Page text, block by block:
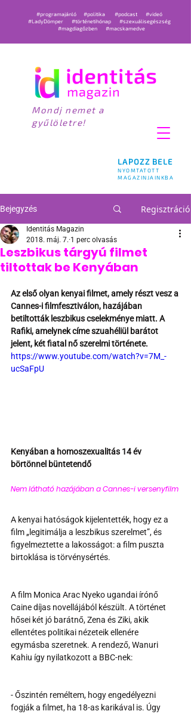
LAPOZZ BELE
NYOMTATOTT
MAGAZINJAINKBA
#programajánló #politika #podcast
#videó
#LadyDömper
#történetihónap
#szexuálisegészség
#magdiagőzben
#macskamedve
Mondj nemet a
gyűlöletre!
Bejegyzés Regisztráció
Leszbikus tárgyú filmet
tiltottak be Kenyában
Identitás Magazin
2018. máj. 7. 1 perc olvasás
Az első olyan kenyai filmet, amely részt vesz a
Cannes-i filmfesztiválon, hazájában
betiltották leszbikus cselekménye miatt. A
Rafiki, amelynek címe szuahéliül barátot
jelent, két fiatal nő szerelmi története.
https://www.youtube.com/watch?v=7M_-
ucSaFpU
Kenyában a homoszexualitás 14 év
börtönnel büntetendő
Nem látható hazájában a Cannes-i versenyfilm
A kenyai hatóságok kijelentették, hogy ez a
film „legitimálja a leszbikus szerelmet”, és
figyelmeztette a lakosságot: a film puszta
birtoklása is törvénysértés.
A film Monica Arac Nyeko ugandai írónő
Caine díjas novellájából készült. A történet
hősei két jó barátnő, Zena és Ziki, akik
ellentétes politikai nézeteik ellenére
egymásba szeretnek. A rendező, Wanuri
Kahiu így nyilatkozott a BBC-nek:
- Őszintén reméltem, hogy engedélyezni
fogják a filmet, ha 18-as karikával is. Úgy